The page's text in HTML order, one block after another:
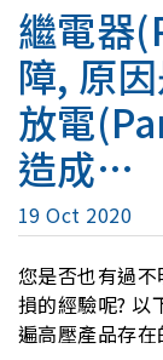
繼電器
障, 原
放電
造成…
19 Oct 2020
您是否也有過
損的經驗呢? 以
遍高壓產品存